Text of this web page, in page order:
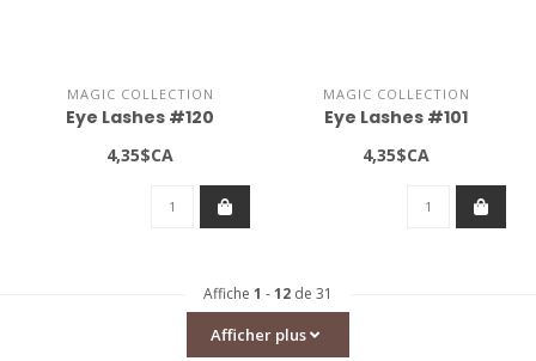
MAGIC COLLECTION
Eye Lashes #120
4,35$CA
MAGIC COLLECTION
Eye Lashes #101
4,35$CA
Affiche 1 -12 de 31
Afficher plus